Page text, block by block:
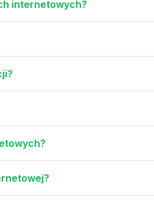
internetowych?